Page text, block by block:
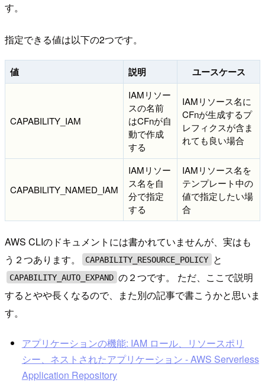
す。
指定できる値は以下の2つです。
値 説明 ユースケース
CAPABILITY_IAM
IAMリソー
スの名前
はCFnが自
動で作成
する
IAMリソース名に
CFnが生成するプ
レフィクスが含ま
れても良い場合
CAPABILITY_NAMED_IAM
IAMリソー
ス名を自
分で指定
する
IAMリソース名を
テンプレート中の
値で指定したい場
合
AWS CLIのドキュメントには書かれていませんが、実はも
う２つあります。
CAPABILITY_RESOURCE_POLICY と
CAPABILITY_AUTO_EXPAND の２つです。 ただ、ここで説明
するとやや長くなるので、また別の記事で書こうかと思いま
す。
アプリケーションの機能: IAM ロール、リソースポリ
シー、ネストされたアプリケーション - AWS Serverless
Application Repository